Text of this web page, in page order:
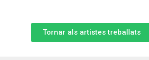
Tornar als artistes treballats